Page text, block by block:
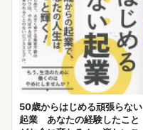
50歳からはじめる頑張らない
起業 あなたの経験したこと